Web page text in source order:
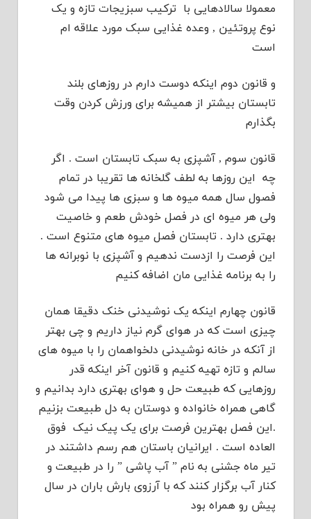
معمولا سالادهایی با ترکیب سبزیجات تازه و یک
نوع پروتئین , وعده غذایی سبک مورد علاقه ام
است
و قانون دوم اینکه دوست دارم در روزهای بلند
تابستان بیشتر از همیشه برای ورزش کردن وقت
بگذارم
قانون سوم , آشپزی به سبک تابستان است . اگر
چه این روزها به لطف گلخانه ها تقریبا در تمام
فصول سال همه میوه ها و سبزی ها پیدا می شود
ولی هر میوه ای در فصل خودش طعم و خاصیت
بهتری دارد . تابستان فصل میوه های متنوع است .
این فرصت را ازدست ندهیم و آشپزی با نوبرانه ها
را به برنامه غذایی مان اضافه کنیم
قانون چهارم اینکه یک نوشیدنی خنک دقیقا همان
چیزی است که در هوای گرم نیاز داریم و چی بهتر
از آنکه در خانه نوشیدنی دلخواهمان را با میوه های
سالم و تازه تهیه کنیم و قانون آخر اینکه قدر
روزهایی که طبیعت حل و هوای بهتری دارد بدانیم و
گاهی همراه خانواده و دوستان به دل طبیعت بزنیم
.این فصل بهترین فرصت برای یک پیک نیک فوق
العاده است . ایرانیان باستان هم رسم داشتند در
تیر ماه جشنی به نام ” آب پاشی ” را در طبیعت و
کنار آب برگزار کنند که با آرزوی بارش باران در سال
پیش رو همراه بود